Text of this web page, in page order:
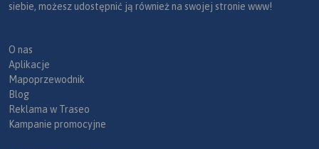
siebie, możesz udostępnić ją również na swojej stronie www!
O nas
Aplikacje
Mapoprzewodnik
Blog
Reklama w Traseo
Kampanie promocyjne